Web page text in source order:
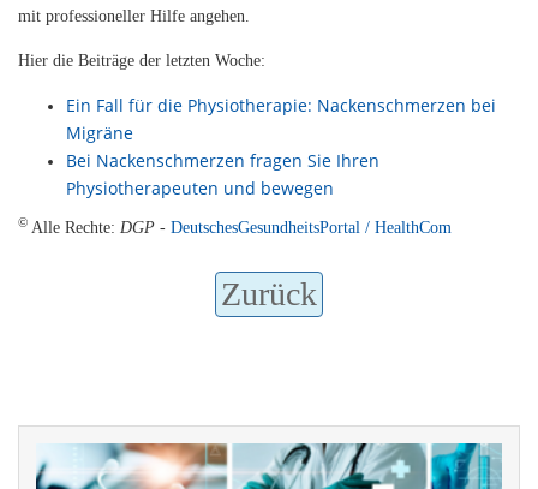
mit professioneller Hilfe angehen.
Hier die Beiträge der letzten Woche:
Ein Fall für die Physiotherapie: Nackenschmerzen bei
Migräne
Bei Nackenschmerzen fragen Sie Ihren
Physiotherapeuten und bewegen
© Alle Rechte: DGP - DeutschesGesundheitsPortal / HealthCom
Zurück